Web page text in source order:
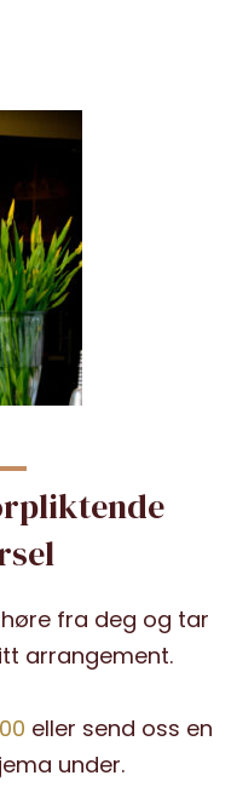
fra deg og tar
arrangement.
eller send oss en
under.